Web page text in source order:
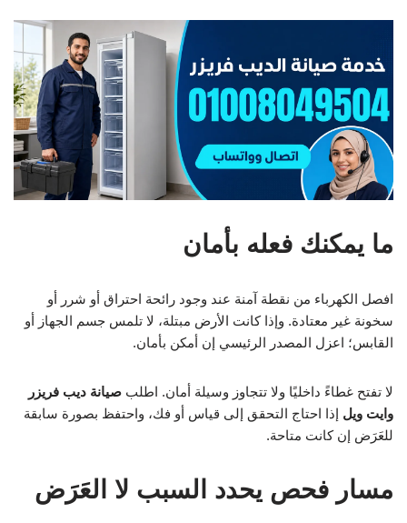
ما يمكنك فعله بأمان
افصل الكهرباء من نقطة آمنة عند وجود رائحة احتراق أو شرر أو
سخونة غير معتادة. وإذا كانت الأرض مبتلة، لا تلمس جسم الجهاز أو
القابس؛ اعزل المصدر الرئيسي إن أمكن بأمان.
لا تفتح غطاءً داخليًا ولا تتجاوز وسيلة أمان. اطلب صيانة ديب فريزر
وايت ويل إذا احتاج التحقق إلى قياس أو فك، واحتفظ بصورة سابقة
للعَرَض إن كانت متاحة.
مسار فحص يحدد السبب لا العَرَض